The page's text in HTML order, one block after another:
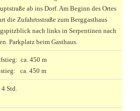
ab ins Dorf. Am Beginn des Ortes
die Zufahrtsstraße zum Berggasthaus
nach links in Serpentinen nach
Parkplatz beim Gasthaus.
ca. 450 m
ca. 450 m
Std.